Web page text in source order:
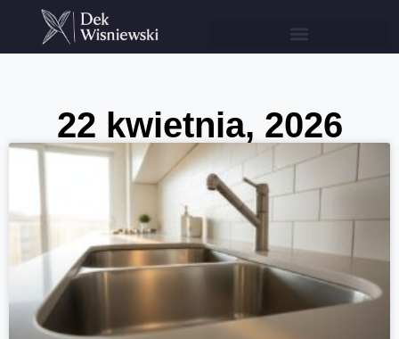
22 kwietnia, 2026